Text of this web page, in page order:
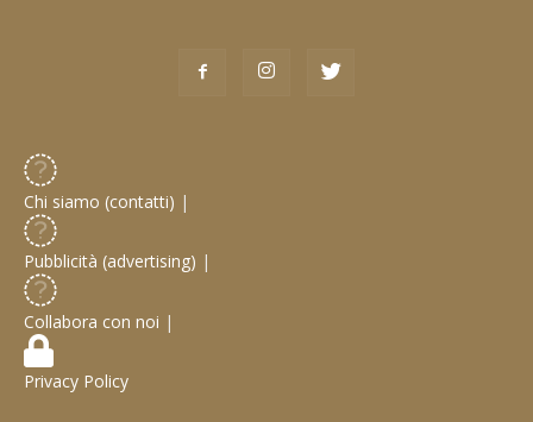
Chi siamo (contatti) |
Pubblicità (advertising) |
Collabora con noi |
Privacy Policy